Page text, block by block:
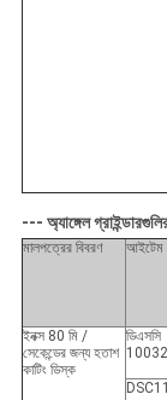
--- অ্যাঙ্গেল
মালপত্রের বিবরণ আইটেম
ইনক্স 80 মি /
সেকেন্ডের জন্য হতাশ
কাটিং ডিস্ক
ডিএসসি